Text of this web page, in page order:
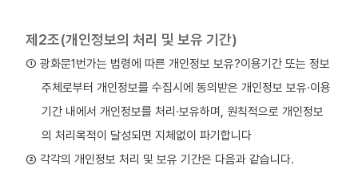
제2조(개인정보의 처리 및 보유 기간)
① 광화문1번가는 법령에 따른 개인정보 보유?이용기간 또는 정보
주체로부터 개인정보를 수집시에 동의받은 개인정보 보유·이용
기간 내에서 개인정보를 처리·보유하며, 원칙적으로 개인정보
의 처리목적이 달성되면 지체없이 파기합니다
② 각각의 개인정보 처리 및 보유 기간은 다음과 같습니다.